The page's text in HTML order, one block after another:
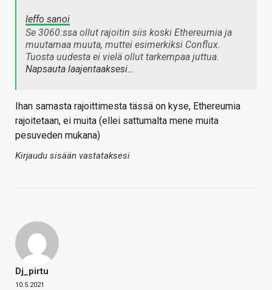
leffo sanoi
Se 3060:ssa ollut rajoitin siis koski Ethereumia ja
muutamaa muuta, muttei esimerkiksi Conflux.
Tuosta uudesta ei vielä ollut tarkempaa juttua.
Napsauta laajentaaksesi…
Ihan samasta rajoittimesta tässä on kyse, Ethereumia
rajoitetaan, ei muita (ellei sattumalta mene muita
pesuveden mukana)
Kirjaudu sisään vastataksesi
Dj_pirtu
10.5.2021